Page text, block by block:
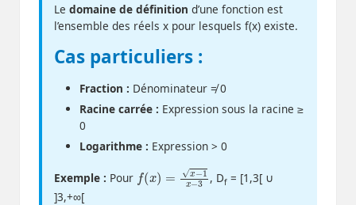
Le domaine de définition d’une fonction est
l’ensemble des réels x pour lesquels f(x) existe.
Cas particuliers :
Fraction : Dénominateur ≠ 0
Racine carrée : Expression sous la racine ≥
0
Logarithme : Expression > 0
Exemple : Pour
(x = 1x−3
, Df = [1,3[ ∪
]3,+∞[